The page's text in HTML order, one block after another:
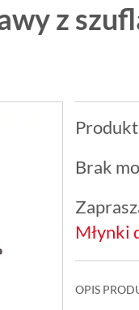
z
Brak
Młynki
OPIS